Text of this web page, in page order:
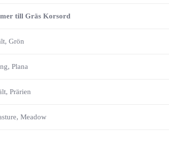
till Gräs Korsord
Grön
Plana
Prärien
Meadow